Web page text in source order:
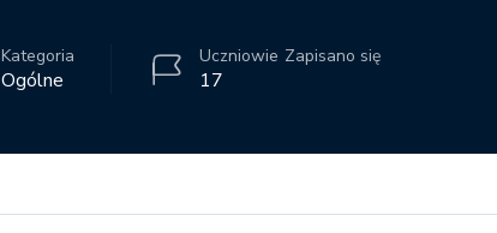
Kategoria
Ogólne 17
Uczniowie Zapisano się